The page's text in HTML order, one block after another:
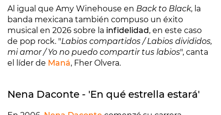
Al igual que Amy Winehouse en Back to Black, la
banda mexicana también compuso un éxito
musical en 2026 sobre la infidelidad, en este caso
de pop rock. "Labios compartidos / Labios divididos,
mi amor / Yo no puedo compartir tus labios", canta
el líder de Maná, Fher Olvera.
Nena Daconte - 'En qué estrella estará'